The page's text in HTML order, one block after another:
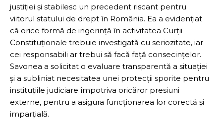
justiției și stabilesc un precedent riscant pentru
viitorul statului de drept în România. Ea a evidențiat
că orice formă de ingerință în activitatea Curții
Constituționale trebuie investigată cu seriozitate, iar
cei responsabili ar trebui să facă față consecințelor.
Savonea a solicitat o evaluare transparentă a situației
și a subliniat necesitatea unei protecții sporite pentru
instituțiile judiciare împotriva oricăror presiuni
externe, pentru a asigura funcționarea lor corectă și
imparțială.